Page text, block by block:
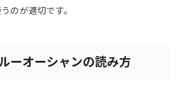
のが適切です。
ーオーシャンの読み方